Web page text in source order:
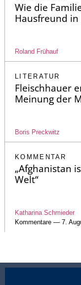
Wie die
Hausfreund
Roland Frühauf
LITERATUR
Fleischhauer
Meinung der
Boris Preckwitz
KOMMENTAR
„Afghanistan
Welt“
Katharina Schmieder
Kommentare — 7.